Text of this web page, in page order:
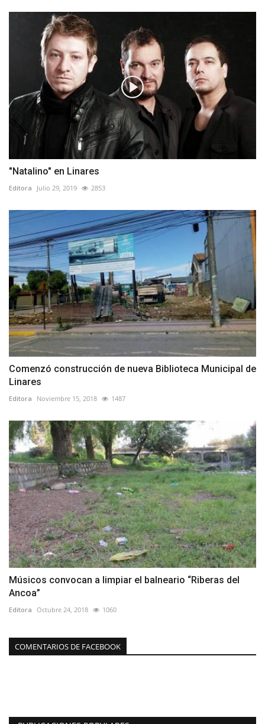
"Natalino" en Linares
Editora Julio 29, 2019 2853
Comenzó construcción de nueva Biblioteca Municipal de
Linares
Editora Noviembre 15, 2018 1487
Músicos convocan a limpiar el balneario “Riberas del
Ancoa”
Editora Octubre 24, 2018 1060
COMENTARIOS DE FACEBOOK